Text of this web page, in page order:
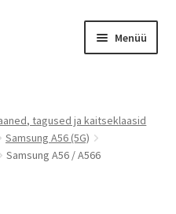
Menüü
tagused ja kaitseklaasid
Samsung A56 (5G)
Samsung A56 / A566